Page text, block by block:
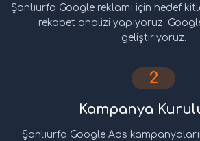
Şanlıurfa Google reklamı için hedef
rekabet analizi yapıyoruz.
geliştiriyoruz.
2
Kampanya
Şanlıurfa Google Ads